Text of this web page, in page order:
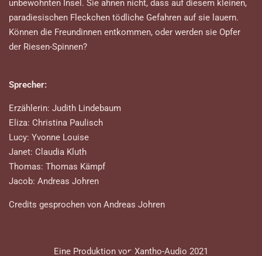
unbewohnten Insel. Sie ahnen nicht, dass auf diesem kleinen,
paradiesischen Fleckchen tödliche Gefahren auf sie lauern.
Können die Freundinnen entkommen, oder werden sie Opfer
der Riesen-Spinnen?
Sprecher:
Erzählerin: Judith Lindebaum
Eliza: Christina Paulisch
Lucy: Yvonne Louise
Janet: Claudia Kluth
Thomas: Thomas Kämpf
Jacob: Andreas Johren
Credits gesprochen von Andreas Johren
Eine Produktion von Xantho-Audio 2021